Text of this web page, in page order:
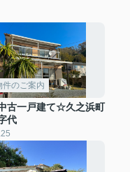
件のご案内
古一戸建て☆久之浜町
代